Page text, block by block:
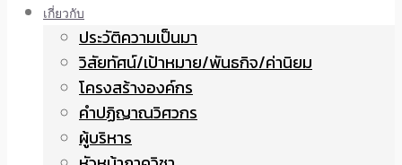
เกี่ยวกับ
ประวัติความเป็นมา
วิสัยทัศน์/เป้าหมาย/พันธกิจ/ค่านิยม
โครงสร้างองค์กร
คำปฏิญาณวิศวกร
ผู้บริหาร